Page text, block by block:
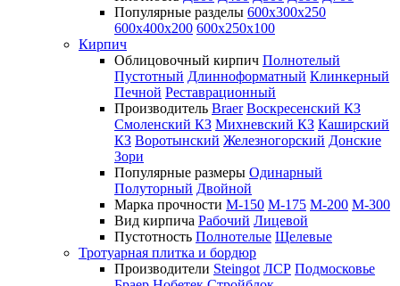
Популярные разделы 600х300х250
600х400х200 600х250х100
Кирпич
Облицовочный кирпич Полнотелый
Пустотный Длинноформатный Клинкерный
Печной Реставрационный
Производитель Braer Воскресенский КЗ
Смоленский КЗ Михневский КЗ Каширский
КЗ Воротынский Железногорский Донские
Зори
Популярные размеры Одинарный
Полуторный Двойной
Марка прочности М-150 М-175 М-200 М-300
Вид кирпича Рабочий Лицевой
Пустотность Полнотелые Щелевые
Тротуарная плитка и бордюр
Производители Steingot ЛСР Подмосковье